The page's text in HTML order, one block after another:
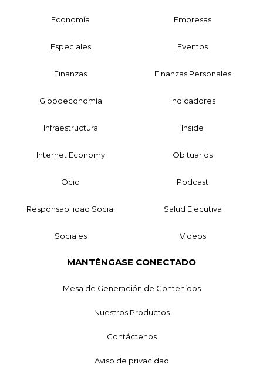
Economía Empresas
Especiales Eventos
Finanzas Finanzas Personales
Globoeconomía Indicadores
Infraestructura Inside
Internet Economy Obituarios
Ocio Podcast
Responsabilidad Social Salud Ejecutiva
Sociales Videos
MANTÉNGASE CONECTADO
Mesa de Generación de Contenidos
Nuestros Productos
Contáctenos
Aviso de privacidad